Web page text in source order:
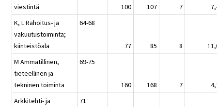
viestintä
100
107 7
K, L Rahoitus- ja
vakuutustoiminta;
kiinteistöala
64-68
77 85 8
M Ammatillinen,
tieteellinen ja
tekninen toiminta
69-75
160 168 7
Arkkitehti- ja
71